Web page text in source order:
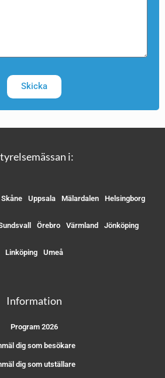
Skicka
i:
Skåne Uppsala Mälardalen Helsingborg
Örebro Värmland Jönköping
Linköping Umeå
Information
Program 2026
dig som besökare
dig som utställare